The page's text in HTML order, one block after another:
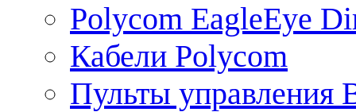
Polycom EagleEye
Кабели Polycom
Пульты управления